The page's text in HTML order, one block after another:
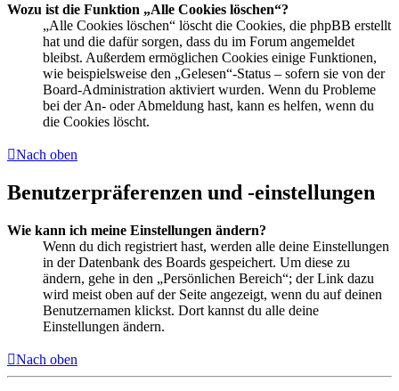
Wozu ist die Funktion „Alle Cookies löschen“?
„Alle Cookies löschen“ löscht die Cookies, die phpBB erstellt
hat und die dafür sorgen, dass du im Forum angemeldet
bleibst. Außerdem ermöglichen Cookies einige Funktionen,
wie beispielsweise den „Gelesen“-Status – sofern sie von der
Board-Administration aktiviert wurden. Wenn du Probleme
bei der An- oder Abmeldung hast, kann es helfen, wenn du
die Cookies löscht.
Nach oben
Benutzerpräferenzen und -einstellungen
Wie kann ich meine Einstellungen ändern?
Wenn du dich registriert hast, werden alle deine Einstellungen
in der Datenbank des Boards gespeichert. Um diese zu
ändern, gehe in den „Persönlichen Bereich“; der Link dazu
wird meist oben auf der Seite angezeigt, wenn du auf deinen
Benutzernamen klickst. Dort kannst du alle deine
Einstellungen ändern.
Nach oben